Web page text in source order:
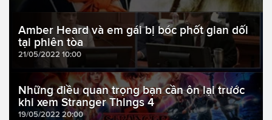
Amber Heard và em gái bị bóc phốt gian dối
tại phiên tòa
21/05/2022 10:00
Những điều quan trọng bạn cần ôn lại trước
khi xem Stranger Things 4
19/05/2022 20:00